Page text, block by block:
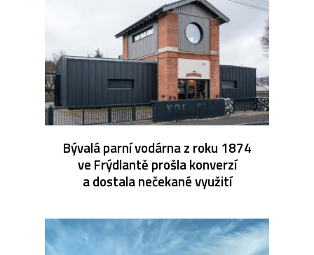
Bývalá parní vodárna z roku 1874
ve Frýdlantě prošla konverzí
a dostala nečekané využití